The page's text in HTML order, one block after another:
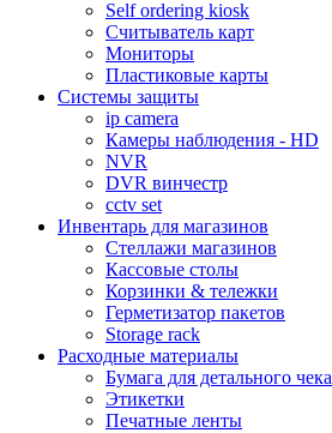
Self ordering kiosk
Считыватель карт
Мониторы
Пластиковые карты
Cистемы защиты
ip camera
Камеры наблюдения - HD
NVR
DVR винчестр
cctv set
Инвентарь для магазинов
Стеллажи магазинов
Кассовые столы
Корзинки & тележки
Герметизатор пакетов
Storage rack
Расходные материалы
Бумага для детального чека
Этикетки
Печатные ленты